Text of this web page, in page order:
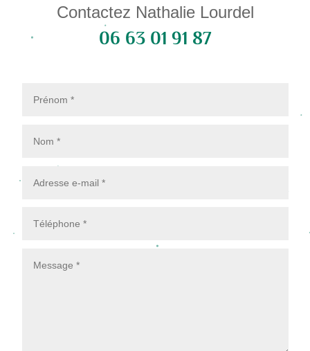
Contactez Nathalie Lourdel
06 63 01 91 87